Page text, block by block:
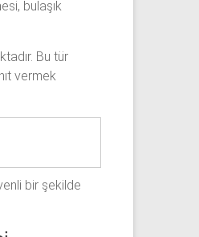
bulaşık
Bu tür
vermek
bir şekilde